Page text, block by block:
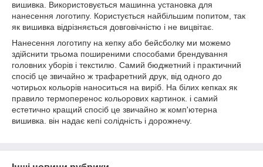
вишивка. Використовується машинна установка для
нанесення логотипу. Користується найбільшим попитом, так
як вишивка відрізняється довговічністю і не вицвітає.
Нанесення логотипу на кепку або бейсболку ми можемо
здійснити трьома поширеними способами брендування
головних уборів і текстилю. Самий бюджетний і практичний
спосіб це звичайно ж трафаретний друк, від одного до
чотирьох кольорів наноситься на виріб. На білих кепках як
правило термоперенос кольорових картинок. і самий
естетично кращий спосіб це звичайно ж комп'ютерна
вишивка. він надає кепі солідність і дорожнечу.